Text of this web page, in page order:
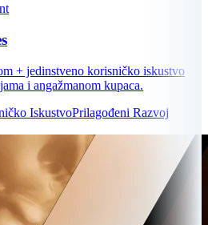
+ jedinstveno korisničko iskustvo
i angažmanom kupaca.
IskustvoPrilagođeni Razvoj